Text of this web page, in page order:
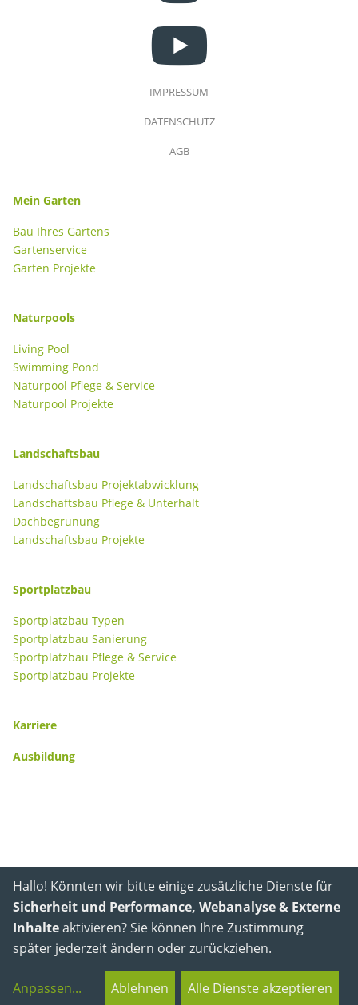
IMPRESSUM
DATENSCHUTZ
AGB
Mein Garten
Bau Ihres Gartens
Gartenservice
Garten Projekte
Naturpools
Living Pool
Swimming Pond
Naturpool Pflege & Service
Naturpool Projekte
Landschaftsbau
Landschaftsbau Projektabwicklung
Landschaftsbau Pflege & Unterhalt
Dachbegrünung
Landschaftsbau Projekte
Sportplatzbau
Sportplatzbau Typen
Sportplatzbau Sanierung
Sportplatzbau Pflege & Service
Sportplatzbau Projekte
Karriere
Ausbildung
Hallo! Könnten wir bitte einige zusätzliche Dienste für
Sicherheit und Performance, Webanalyse & Externe
Inhalteaktivieren? Sie können Ihre Zustimmung
später jederzeit ändern oder zurückziehen.
Anpassen... Ablehnen Alle Dienste akzeptieren